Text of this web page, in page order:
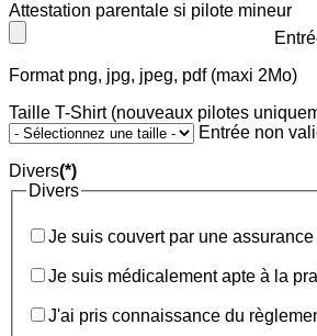
Attestation parentale si pilote mineur
Format png, jpg, jpeg, pdf (maxi 2Mo)
Taille T-Shirt (nouveaux pilotes
Entrée non
Divers(*)
Divers
Je suis couvert par une
Je suis médicalement apte à la
J'ai pris connaissance du